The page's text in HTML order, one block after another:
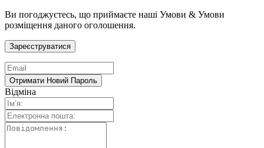
Ви погоджуєтесь, що приймаєте наші Умови & Умови
розміщення даного оголошення.
Відміна